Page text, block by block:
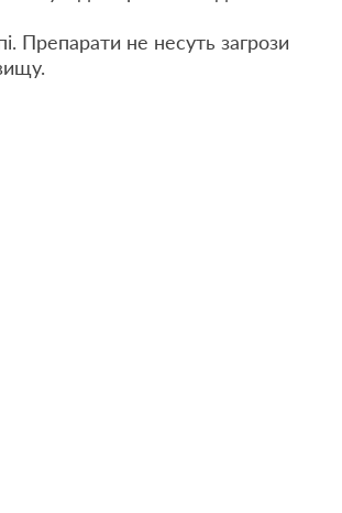
Препарати не несуть загрози